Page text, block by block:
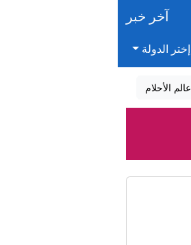
آخر خبر
إختر الدولة
عالم الأحلام